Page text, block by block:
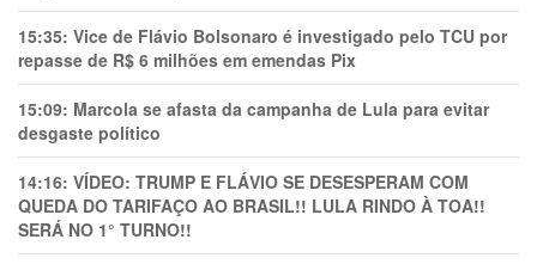
15:35: Vice de Flávio Bolsonaro é investigado pelo TCU por
repasse de R$ 6 milhões em emendas Pix
15:09: Marcola se afasta da campanha de Lula para evitar
desgaste político
14:16: VÍDEO: TRUMP E FLÁVIO SE DESESPERAM COM
QUEDA DO TARIFAÇO AO BRASIL!! LULA RINDO À TOA!!
SERÁ NO 1° TURNO!!